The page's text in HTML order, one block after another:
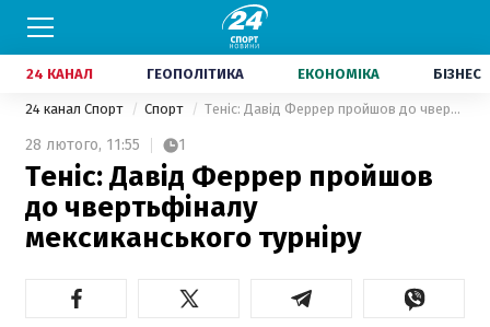
24 КАНАЛ ГЕОПОЛІТИКА ЕКОНОМІКА БІЗНЕС
24 канал Спорт Спорт Теніс: Давід Феррер пройшов до чвертьфіналу мексиканського турніру
28 лютого, 11:55 1
Теніс: Давід Феррер пройшов
до чвертьфіналу
мексиканського турніру